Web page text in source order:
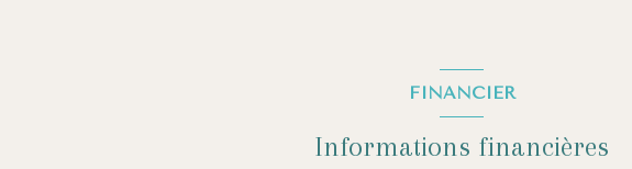
1 terrasse
FINANCIER
Informations financières